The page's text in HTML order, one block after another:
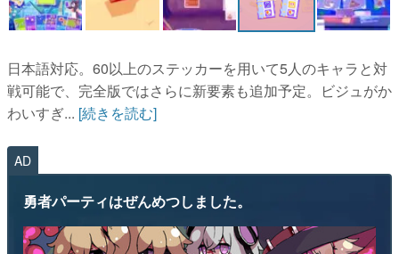
その他
電ファミニコゲーマーとは？
運営：株式会社マレ
日本語対応。60以上のステッカーを用いて5人のキャラと対
戦可能で、完全版ではさらに新要素も追加予定。ビジュがか
わいすぎ... [続きを読む]
AD
勇者パーティはぜんめつしました。